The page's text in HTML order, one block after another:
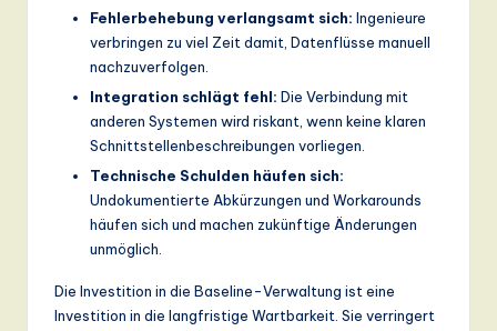
Fehlerbehebung verlangsamt sich: Ingenieure
verbringen zu viel Zeit damit, Datenflüsse manuell
nachzuverfolgen.
Integration schlägt fehl: Die Verbindung mit
anderen Systemen wird riskant, wenn keine klaren
Schnittstellenbeschreibungen vorliegen.
Technische Schulden häufen sich:
Undokumentierte Abkürzungen und Workarounds
häufen sich und machen zukünftige Änderungen
unmöglich.
Die Investition in die Baseline-Verwaltung ist eine
Investition in die langfristige Wartbarkeit. Sie verringert